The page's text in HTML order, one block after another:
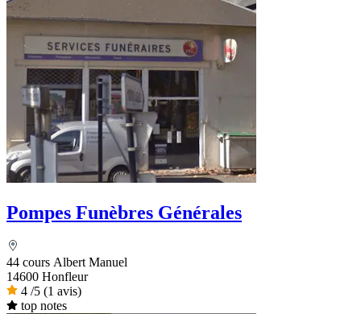
Pompes Funèbres Générales
44 cours Albert Manuel
14600 Honfleur
4 /5 (1 avis)
top notes